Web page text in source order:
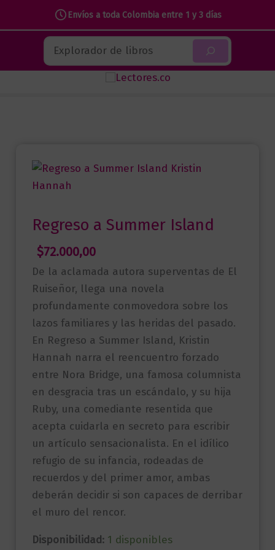
Envíos a toda Colombia entre 1 y 3 días
contenido
Buscar
Regreso a Summer Island
$72.000,00
De la aclamada autora superventas de El
Ruiseñor, llega una novela
profundamente conmovedora sobre los
lazos familiares y las heridas del pasado.
En Regreso a Summer Island, Kristin
Hannah narra el reencuentro forzado
entre Nora Bridge, una famosa columnista
en desgracia tras un escándalo, y su hija
Ruby, una comediante resentida que
acepta cuidarla en secreto para escribir
un artículo sensacionalista. En el idílico
refugio de su infancia, rodeadas de
recuerdos y del primer amor, ambas
deberán decidir si son capaces de derribar
el muro del rencor.
Disponibilidad: 1 disponibles
cantidad